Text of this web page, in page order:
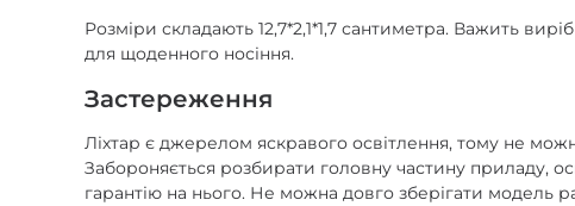
Розміри складають 12,7*2,1*1,7 сантиметра. Важить
для щоденного носіння.
Застереження
Ліхтар є джерелом яскравого освітлення, тому не
Забороняється розбирати головну частину приладу,
гарантію на нього. Не можна довго зберігати модель